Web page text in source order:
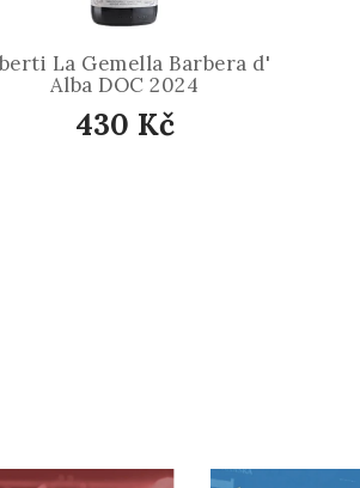
La Gemella Barbera d'
Alba DOC 2024
430 Kč